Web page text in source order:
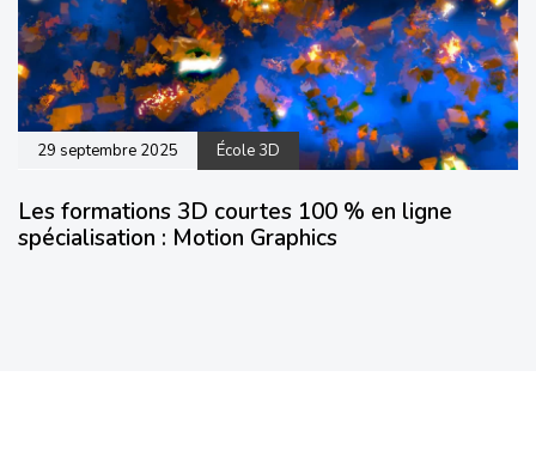
29 septembre 2025 École 3D
Les formations 3D courtes 100 % en ligne
spécialisation : Motion Graphics